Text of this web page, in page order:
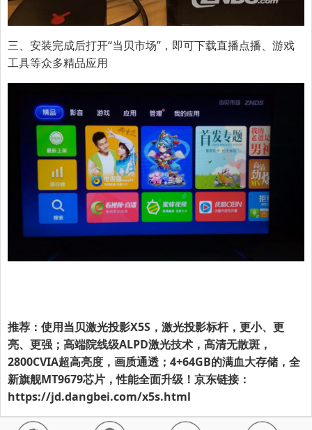
三、 安装完成后打开“当贝市场”，即可下载直播点播、游戏
工具等众多精品应用
推荐：使用当贝激光投影X5S，激光投影标杆，更小、更
亮、更强；高端院线级ALPD激光技术，高清无散斑，
2800CVIA超高亮度，画质通透；4+64GB的满血大存储，全
新旗舰MT9679芯片，性能全面升级！京东链接：
https://jd.dangbei.com/x5s.html